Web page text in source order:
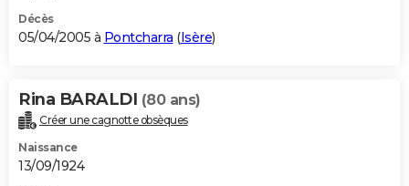
Décès
05/04/2005 à Pontcharra (Isère)
Rina BARALDI (80 ans)
Créer une cagnotte obsèques
Naissance
13/09/1924